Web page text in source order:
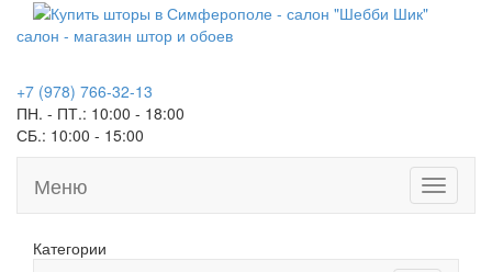
салон - магазин штор и обоев
+7 (978) 766-32-13
ПН. - ПТ.: 10:00 - 18:00
СБ.: 10:00 - 15:00
Toggle
Меню
Категории